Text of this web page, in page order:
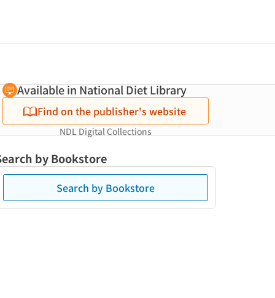
Available in National Diet Library
Find on the publisher's website
NDL Digital Collections
by Bookstore
Search by Bookstore